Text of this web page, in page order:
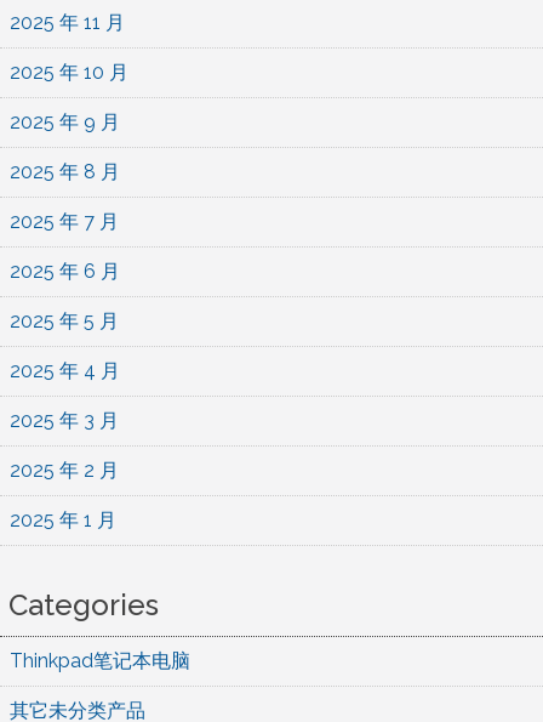
2025 年 11 月
2025 年 10 月
2025 年 9 月
2025 年 8 月
2025 年 7 月
2025 年 6 月
2025 年 5 月
2025 年 4 月
2025 年 3 月
2025 年 2 月
2025 年 1 月
Categories
Thinkpad笔记本电脑
其它未分类产品